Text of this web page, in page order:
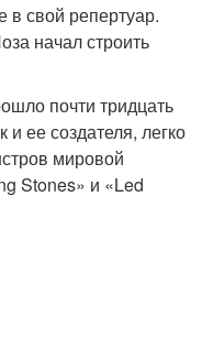
в свой репертуар.
начал строить
почти тридцать
и ее создателя, легко
мировой
Stones» и «Led